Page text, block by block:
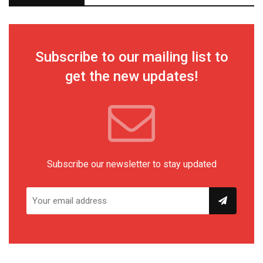
Subscribe to our mailing list to
get the new updates!
Subscribe our newsletter to stay updated